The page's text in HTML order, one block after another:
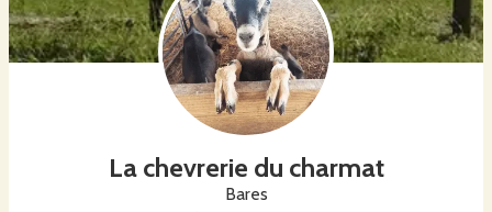
La chevrerie du charmat
Bares